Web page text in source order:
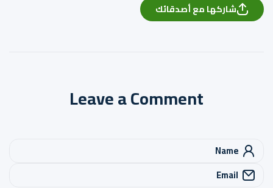
شاركها مع أصدقائك
Leave a Comment
Name
Email